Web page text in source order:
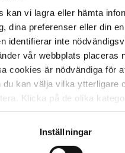
kan vi lagra eller hämta
dina preferenser eller din
identifierar inte
vår webbplats
cookies är nödvändiga för
kan välja vilka
Klicka på de olika
att blockering av
webbplats tidigare och
Inställningar